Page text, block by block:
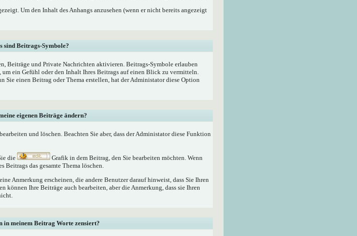
Um den Inhalt des Anhangs anzusehen (wenn er nicht bereits angezeigt
sind Beitrags-Symbole?
Beiträge und Private Nachrichten aktivieren. Beitrags-Symbole erlauben
ein Gefühl oder den Inhalt Ihres Beitrags auf einen Blick zu vermitteln.
Sie einen Beitrag oder Thema erstellen, hat der Administator diese Option
eigenen Beiträge ändern?
und löschen. Beachten Sie aber, dass der Administator diese Funktion
die
Grafik in dem Beitrag, den Sie bearbeiten möchten. Wenn
Beitrags das gesamte Thema löschen.
Anmerkung erscheinen, die andere Benutzer darauf hinweist, dass Sie Ihren
können Ihre Beiträge auch bearbeiten, aber die Anmerkung, dass sie Ihren
in meinem Beitrag Worte zensiert?